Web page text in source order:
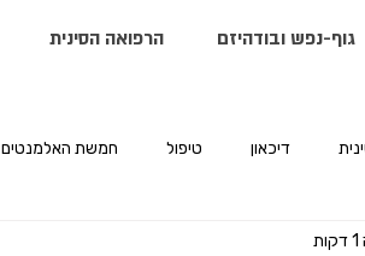
גוף-נפש ובודהיזם הרפואה הסינית
דיכאון טיפול חמשת האלמנטים